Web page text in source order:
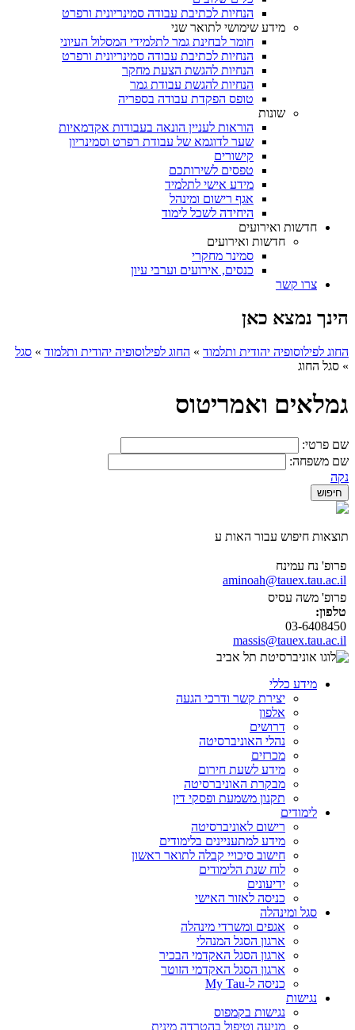
הנחיות לכתיבת עבודה סמינריונית ורפרט
מידע שימושי לתואר שני
חומר לבחינת גמר לתלמידי המסלול העיוני
הנחיות לכתיבת עבודה סמינריונית ורפרט
הנחיות להגשת הצעת מחקר
הנחיות להגשת עבודת גמר
טופס הפקדת עבודה בספריה
שונות
הוראות לעניין הונאה בעבודות אקדמאיות
שער לדוגמא של עבודת רפרט וסמינריון
קישורים
טפסים לשירותכם
מידע אישי לתלמיד
אגף רישום ומינהל
היחידה לשכל לימוד
חדשות ואירועים
חדשות ואירועים
סמינר מחקרי
כנסים, אירועים וערבי עיון
צרו קשר
הינך נמצא כאן
החוג לפילוסופיה יהודית ותלמוד » החוג לפילוסופיה יהודית ותלמוד » סגל
» סגל החוג
גמלאים ואמריטוס
שם פרטי:
שם משפחה:
נקה
תוצאות חיפוש עבור האות ע
פרופ' נח עמינח
aminoah@tauex.tau.ac.il
פרופ' משה עסיס
טלפון:
03-6408450
massis@tauex.tau.ac.il
מידע כללי
יצירת קשר ודרכי הגעה
אלפון
דרושים
נהלי האוניברסיטה
מכרזים
מידע לשעת חירום
מבקרת האוניברסיטה
תקנון משמעת ופסקי דין
לימודים
רישום לאוניברסיטה
מידע למתעניינים בלימודים
חישוב סיכויי קבלה לתואר ראשון
לוח שנת הלימודים
ידיעונים
כניסה לאזור האישי
סגל ומינהלה
אגפים ומשרדי מינהלה
ארגון הסגל המנהלי
ארגון הסגל האקדמי הבכיר
ארגון הסגל האקדמי הזוטר
כניסה ל-My Tau
נגישות
נגישות בקמפוס
מניעה וטיפול בהטרדה מינית